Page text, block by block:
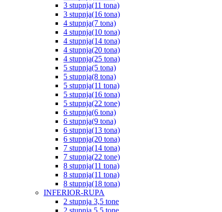
3 stupnja(11 tona)
3 stupnja(16 tona)
4 stupnja(7 tona)
4 stupnja(10 tona)
4 stupnja(14 tona)
4 stupnja(20 tona)
4 stupnja(25 tona)
5 stupnja(5 tona)
5 stupnja(8 tona)
5 stupnja(11 tona)
5 stupnja(16 tona)
5 stupnja(22 tone)
6 stupnja(6 tona)
6 stupnja(9 tona)
6 stupnja(13 tona)
6 stupnja(20 tona)
7 stupnja(14 tona)
7 stupnja(22 tone)
8 stupnja(11 tona)
8 stupnja(11 tona)
8 stupnja(18 tona)
INFERIOR-RUPA
2 stupnja 3,5 tone
2 stupnja 5,5 tone